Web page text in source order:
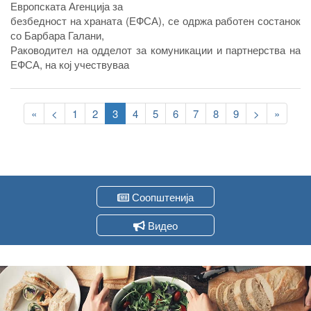
Европската Агенција за
безбедност на храната (ЕФСА), се одржа работен состанок
со Барбара Галани,
Раководител на одделот за комуникации и партнерства на
ЕФСА, на кој учествуваа
вклучени во процесот на
собирање, обработка и доставување на податоци до ЕФСА.
Pagination
First
page
«
Previous
page
< Page
1 Page
2
Current
page
3 Page
4 Page
5 Page
6 Page
7 Page
8 Page
9
Следна
страна
>
Last
page
»
Соопштенија
Видео